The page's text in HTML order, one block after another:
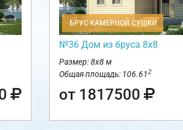
БРУС КАМЕРНОЙ СУШКИ
№36 Дом из бруса 8х8
Размер: 8х8 м
Общая площадь: 106.612
от 1817500